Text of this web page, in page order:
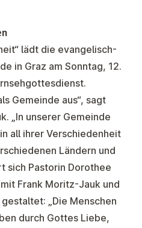
lädt die evangelisch-
in Graz am Sonntag, 12.
Gemeinde aus“, sagt
„In unserer Gemeinde
all ihrer Verschiedenheit
Ländern und
sich Pastorin Dorothee
Frank Moritz-Jauk und
„Die Menschen
durch Gottes Liebe,